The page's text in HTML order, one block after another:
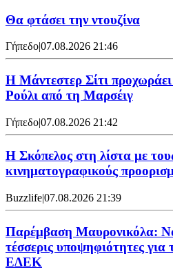
Θα φτάσει την ντουζίνα
Γήπεδο|07.08.2026 21:46
Η Μάντεστερ Σίτι
Ρούλι από τη Μαρσέιγ
Γήπεδο|07.08.2026 21:42
Η Σκόπελος στη λίστα με
κινηματογραφικούς
Buzzlife|07.08.2026 21:39
Παρέμβαση Μαυρονικόλα:
τέσσερις υποψηφιότητες για
ΕΔΕΚ